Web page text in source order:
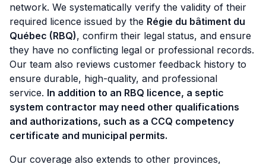
network. We systematically verify the validity of their
required licence issued by the Régie du bâtiment du
Québec (RBQ), confirm their legal status, and ensure
they have no conflicting legal or professional records.
Our team also reviews customer feedback history to
ensure durable, high-quality, and professional
service. In addition to an RBQ licence, a septic
system contractor may need other qualifications
and authorizations, such as a CCQ competency
certificate and municipal permits.
Our coverage also extends to other provinces,